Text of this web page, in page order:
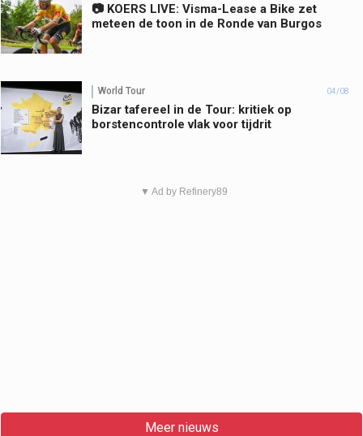
📷 KOERS LIVE: Visma-Lease a Bike zet
meteen de toon in de Ronde van Burgos
World Tour 04/08
Bizar tafereel in de Tour: kritiek op
borstencontrole vlak voor tijdrit
▼ Ad by Refinery89
Meer nieuws